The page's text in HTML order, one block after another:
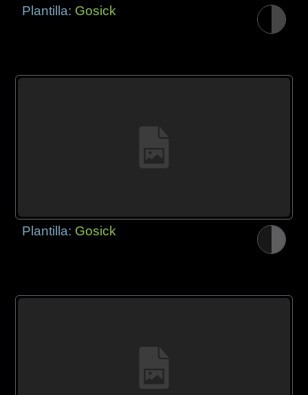
Plantilla: Gosick
Plantilla: Gosick